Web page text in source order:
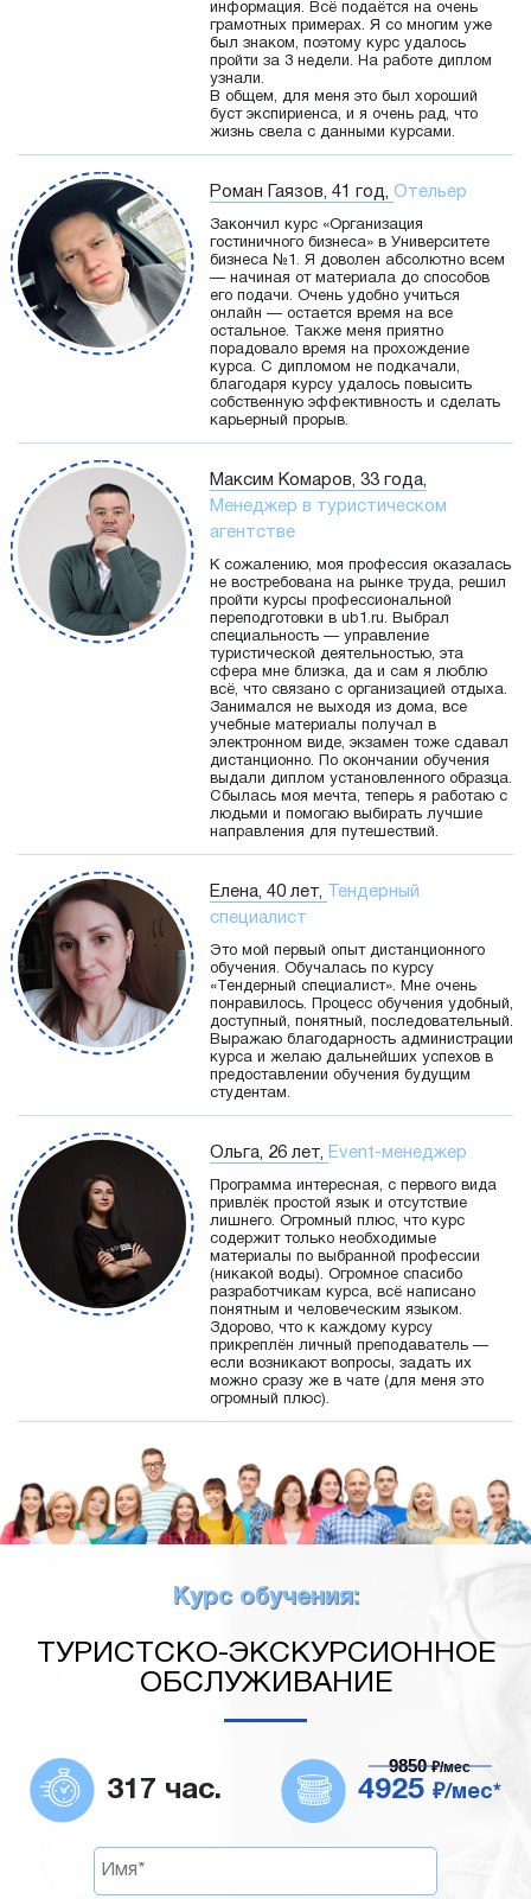
информация. Всё подаётся на очень
грамотных примерах. Я со многим уже
был знаком, поэтому курс удалось
пройти за 3 недели. На работе диплом
узнали.
В общем, для меня это был хороший
буст экспириенса, и я очень рад, что
жизнь свела с данными курсами.
Роман Гаязов, 41 год, Отельер
Закончил курс «Организация
гостиничного бизнеса» в Университете
бизнеса №1. Я доволен абсолютно всем
— начиная от материала до способов
его подачи. Очень удобно учиться
онлайн — остается время на все
остальное. Также меня приятно
порадовало время на прохождение
курса. С дипломом не подкачали,
благодаря курсу удалось повысить
собственную эффективность и сделать
карьерный прорыв.
Максим Комаров, 33 года,
Менеджер в туристическом
агентстве
К сожалению, моя профессия оказалась
не востребована на рынке труда, решил
пройти курсы профессиональной
переподготовки в ub1.ru. Выбрал
специальность — управление
туристической деятельностью, эта
сфера мне близка, да и сам я люблю
всё, что связано с организацией отдыха.
Занимался не выходя из дома, все
учебные материалы получал в
электронном виде, экзамен тоже сдавал
дистанционно. По окончании обучения
выдали диплом установленного образца.
Сбылась моя мечта, теперь я работаю с
людьми и помогаю выбирать лучшие
направления для путешествий.
Елена, 40 лет,
Тендерный
специалист
Это мой первый опыт дистанционного
обучения. Обучалась по курсу
«Тендерный специалист». Мне очень
понравилось. Процесс обучения удобный,
доступный, понятный, последовательный.
Выражаю благодарность администрации
курса и желаю дальнейших успехов в
предоставлении обучения будущим
студентам.
Ольга, 26 лет, Event-менеджер
Программа интересная, с первого вида
привлёк простой язык и отсутствие
лишнего. Огромный плюс, что курс
содержит только необходимые
материалы по выбранной профессии
(никакой воды). Огромное спасибо
разработчикам курса, всё написано
понятным и человеческим языком.
Здорово, что к каждому курсу
прикреплён личный преподаватель —
если возникают вопросы, задать их
можно сразу же в чате (для меня это
огромный плюс).
Курс обучения:
ТУРИСТСКО-ЭКСКУРСИОННОЕ
ОБСЛУЖИВАНИЕ
317 час. 4925 ₽/мес*
9850₽/мес